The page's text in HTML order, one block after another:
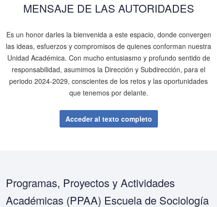
MENSAJE DE LAS AUTORIDADES
Es un honor darles la bienvenida a este espacio, donde convergen
las ideas, esfuerzos y compromisos de quienes conforman nuestra
Unidad Académica. Con mucho entusiasmo y profundo sentido de
responsabilidad, asumimos la Dirección y Subdirección, para el
periodo 2024-2029, conscientes de los retos y las oportunidades
que tenemos por delante.
Acceder al texto completo
Programas, Proyectos y Actividades
Académicas (PPAA) Escuela de Sociología